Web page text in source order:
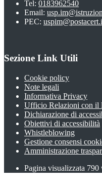
Tel: 0183962540
Email:
PEC:
Sezione Link Utili
Cookie policy
Note legali
Informativa Privacy
Ufficio Relazioni con il
Dichiarazione di
Obiettivi di accessibilità
Whistleblowing
Gestione consensi
Amministrazione
Pagina visualizzata 790